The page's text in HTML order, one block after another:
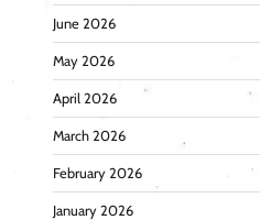
June 2026
May 2026
April 2026
March 2026
February 2026
January 2026